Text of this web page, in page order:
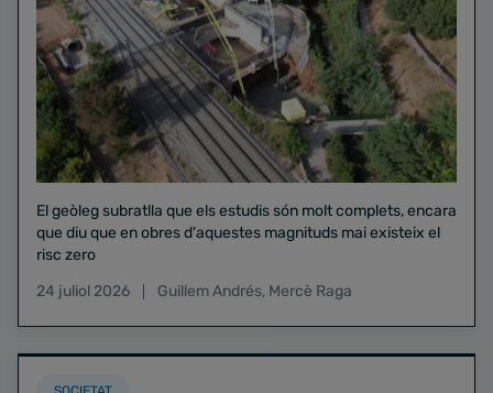
El geòleg subratlla que els estudis són molt complets, encara
que diu que en obres d'aquestes magnituds mai existeix el
risc zero
24 juliol 2026
Guillem Andrés, Mercè Raga